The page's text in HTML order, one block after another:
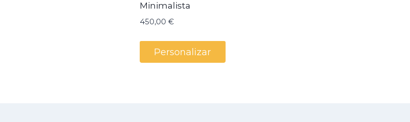
Minimalista
450,00 €
Personalizar